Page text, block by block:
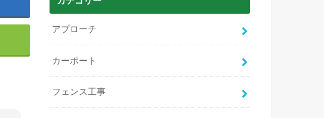
アプローチ
カーポート
フェンス工事